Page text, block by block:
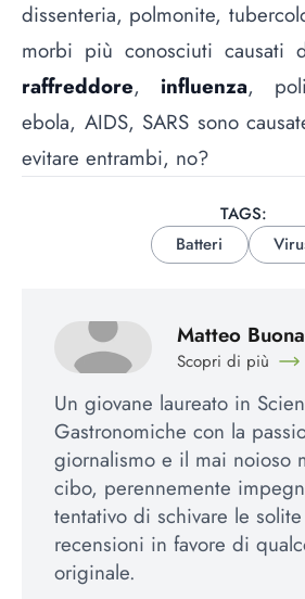
dissenteria, polmonite,
morbi più conosciuti causati
raffreddore, influenza,
ebola, AIDS, SARS sono
evitare entrambi, no?
TAGS:
Batteri
Matteo
Scopri di più
Un giovane laureato in
Gastronomiche con la
giornalismo e il mai noioso
cibo, perennemente
tentativo di schivare le
recensioni in favore di
originale.